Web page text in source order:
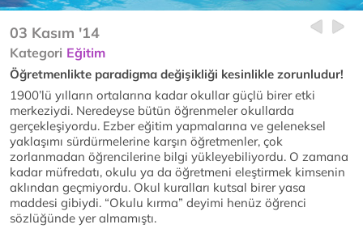
03 Kasım '14
Kategori Eğitim
Öğretmenlikte paradigma değişikliği kesinlikle zorunludur!
1900’lü yılların ortalarına kadar okullar güçlü birer etki
merkeziydi. Neredeyse bütün öğrenmeler okullarda
gerçekleşiyordu. Ezber eğitim yapmalarına ve geleneksel
yaklaşımı sürdürmelerine karşın öğretmenler, çok
zorlanmadan öğrencilerine bilgi yükleyebiliyordu. O zamana
kadar müfredatı, okulu ya da öğretmeni eleştirmek kimsenin
aklından geçmiyordu. Okul kuralları kutsal birer yasa
maddesi gibiydi. “Okulu kırma” deyimi henüz öğrenci
sözlüğünde yer almamıştı.